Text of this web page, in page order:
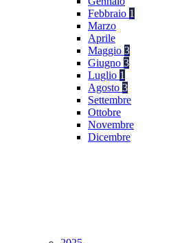
Febbraio 1
Marzo
Aprile
Maggio 3
Giugno 3
Luglio 1
Agosto 3
Settembre
Ottobre
Novembre
Dicembre